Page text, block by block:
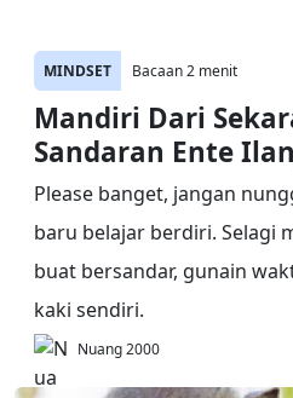
MINDSET Bacaan 2 menit
Mandiri Dari
Sandaran Ente
Please banget, jangan
baru belajar berdiri. Selagi
buat bersandar, gunain
kaki sendiri.
Nuang 2000